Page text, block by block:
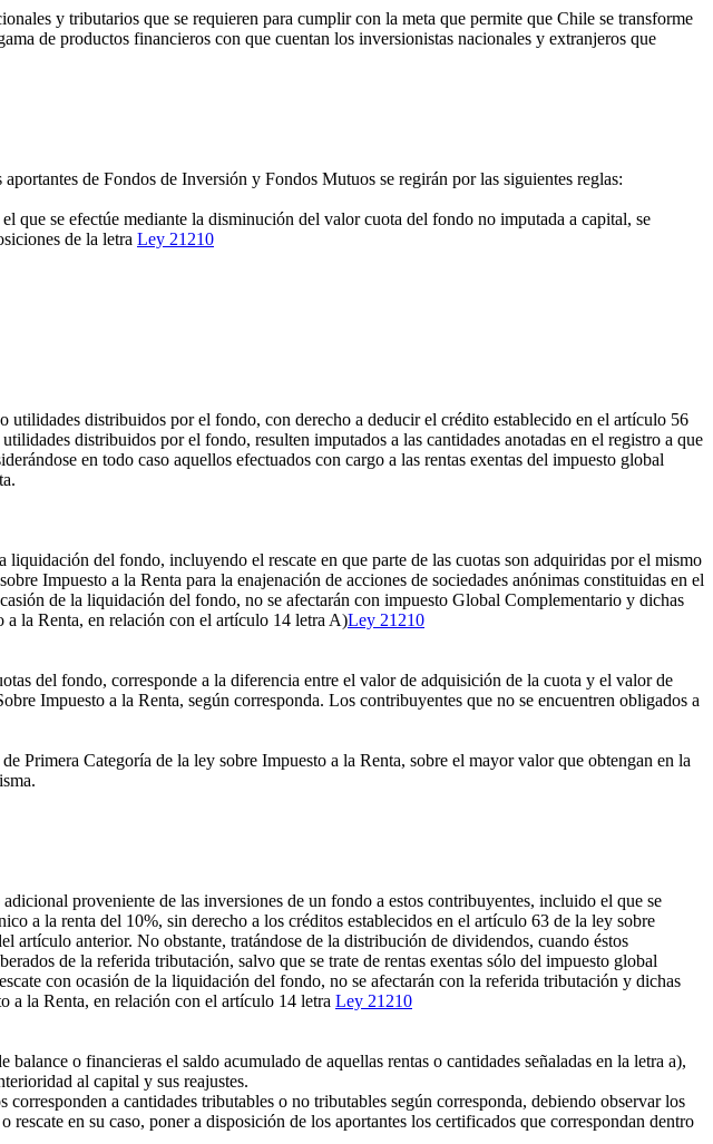
y tributarios que se requieren para cumplir con la meta que permite que Chile se transforme
de productos financieros con que cuentan los inversionistas nacionales y extranjeros que
de Fondos de Inversión y Fondos Mutuos se regirán por las siguientes reglas:
se efectúe mediante la disminución del valor cuota del fondo no imputada a capital, se
de la letra Ley 21210
distribuidos por el fondo, con derecho a deducir el crédito establecido en el artículo 56
distribuidos por el fondo, resulten imputados a las cantidades anotadas en el registro a que
en todo caso aquellos efectuados con cargo a las rentas exentas del impuesto global
del fondo, incluyendo el rescate en que parte de las cuotas son adquiridas por el mismo
Impuesto a la Renta para la enajenación de acciones de sociedades anónimas constituidas en el
de la liquidación del fondo, no se afectarán con impuesto Global Complementario y dichas
a la Renta, en relación con el artículo 14 letra A)Ley 21210
del fondo, corresponde a la diferencia entre el valor de adquisición de la cuota y el valor de
Impuesto a la Renta, según corresponda. Los contribuyentes que no se encuentren obligados a
Primera Categoría de la ley sobre Impuesto a la Renta, sobre el mayor valor que obtengan en la
proveniente de las inversiones de un fondo a estos contribuyentes, incluido el que se
a la renta del 10%, sin derecho a los créditos establecidos en el artículo 63 de la ley sobre
artículo anterior. No obstante, tratándose de la distribución de dividendos, cuando éstos
de la referida tributación, salvo que se trate de rentas exentas sólo del impuesto global
con ocasión de la liquidación del fondo, no se afectarán con la referida tributación y dichas
a la Renta, en relación con el artículo 14 letra Ley 21210
o financieras el saldo acumulado de aquellas rentas o cantidades señaladas en la letra a),
al capital y sus reajustes.
a cantidades tributables o no tributables según corresponda, debiendo observar los
en su caso, poner a disposición de los aportantes los certificados que correspondan dentro